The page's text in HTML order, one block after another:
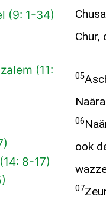
(9: 1-34)
(11:
8-17)
Chur,
05
06
ook
07